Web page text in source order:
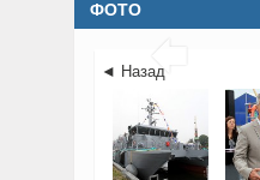
ФОТО

◄ Назад